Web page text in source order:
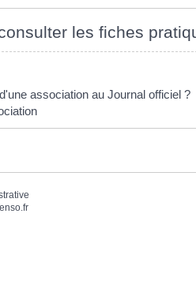
les fiches
association au Journal officiel ?